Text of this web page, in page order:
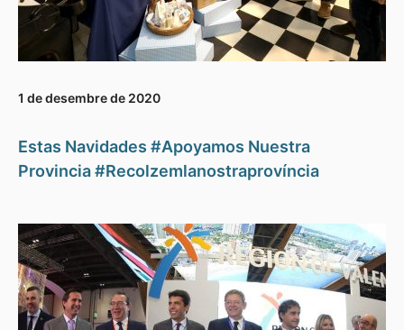
1 de desembre de 2020
Estas Navidades #Apoyamos Nuestra
Provincia #Recolzemlanostraprovíncia